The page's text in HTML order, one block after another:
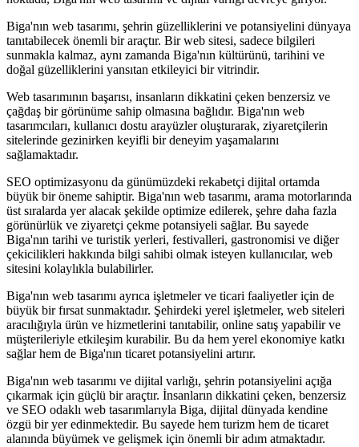
Biga'nın web tasarımı, şehrin güzelliklerini ve potansiyelini dünyaya
tanıtabilecek önemli bir araçtır. Bir web sitesi, sadece bilgileri
sunmakla kalmaz, aynı zamanda Biga'nın kültürünü, tarihini ve
doğal güzelliklerini yansıtan etkileyici bir vitrindir.
Web tasarımının başarısı, insanların dikkatini çeken benzersiz ve
çağdaş bir görünüme sahip olmasına bağlıdır. Biga'nın web
tasarımcıları, kullanıcı dostu arayüzler oluşturarak, ziyaretçilerin
sitelerinde gezinirken keyifli bir deneyim yaşamalarını
sağlamaktadır.
SEO optimizasyonu da günümüzdeki rekabetçi dijital ortamda
büyük bir öneme sahiptir. Biga'nın web tasarımı, arama motorlarında
üst sıralarda yer alacak şekilde optimize edilerek, şehre daha fazla
görünürlük ve ziyaretçi çekme potansiyeli sağlar. Bu sayede
Biga'nın tarihi ve turistik yerleri, festivalleri, gastronomisi ve diğer
çekicilikleri hakkında bilgi sahibi olmak isteyen kullanıcılar, web
sitesini kolaylıkla bulabilirler.
Biga'nın web tasarımı ayrıca işletmeler ve ticari faaliyetler için de
büyük bir fırsat sunmaktadır. Şehirdeki yerel işletmeler, web siteleri
aracılığıyla ürün ve hizmetlerini tanıtabilir, online satış yapabilir ve
müşterileriyle etkileşim kurabilir. Bu da hem yerel ekonomiye katkı
sağlar hem de Biga'nın ticaret potansiyelini artırır.
Biga'nın web tasarımı ve dijital varlığı, şehrin potansiyelini açığa
çıkarmak için güçlü bir araçtır. İnsanların dikkatini çeken, benzersiz
ve SEO odaklı web tasarımlarıyla Biga, dijital dünyada kendine
özgü bir yer edinmektedir. Bu sayede hem turizm hem de ticaret
alanında büyümek ve gelişmek için önemli bir adım atmaktadır.